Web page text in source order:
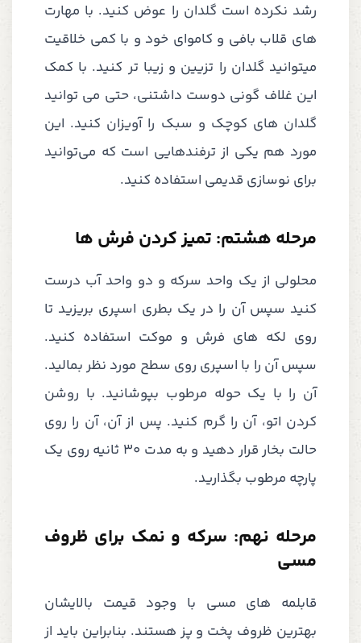
رشد نکرده است گلدان را عوض کنید. با مهارت
های قلاب بافی و کاموای خود و با کمی خلاقیت
میتوانید گلدان را تزیین و زیبا تر کنید. با کمک
این غلاف گونی دوست داشتنی، حتی می توانید
گلدان های کوچک و سبک را آویزان کنید. این
مورد هم یکی از ترفندهایی است که می‌توانید
برای نوسازی قدیمی استفاده کنید.
مرحله هشتم: تمیز کردن فرش ها
محلولی از یک واحد سرکه و دو واحد آب درست
کنید سپس آن را در یک بطری اسپری بریزید تا
روی لکه های فرش و موکت استفاده کنید.
سپس آن را با اسپری روی سطح مورد نظر بمالید.
آن را با یک حوله مرطوب بپوشانید. با روشن
کردن اتو، آن را گرم کنید. پس از آن، آن را روی
حالت بخار قرار دهید و به مدت 30 ثانیه روی یک
پارچه مرطوب بگذارید.
مرحله نهم: سرکه و نمک برای ظروف
مسی
قابلمه های مسی با وجود قیمت بالایشان
بهترین ظروف پخت و پز هستند. بنابراین باید از